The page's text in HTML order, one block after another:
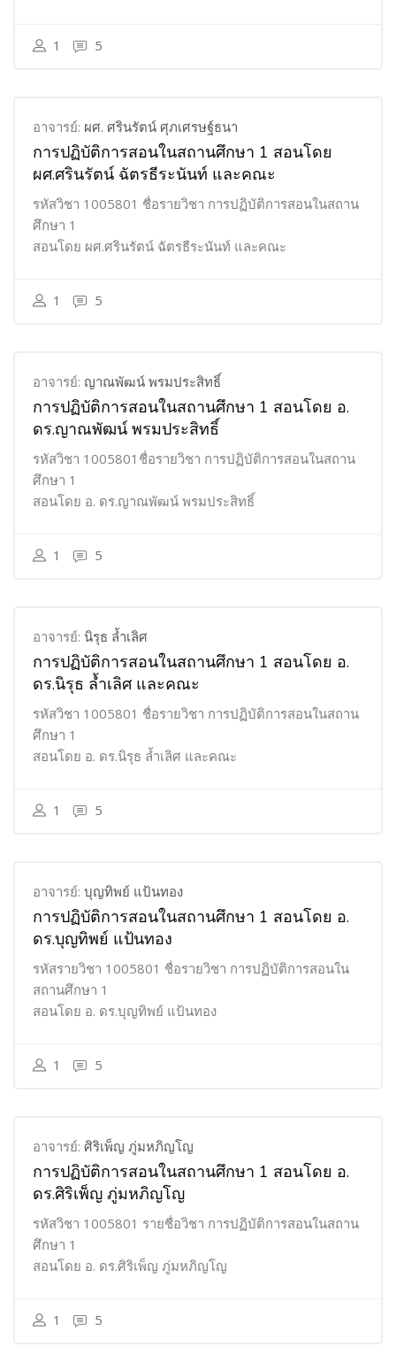
1 5
อาจารย์: ผศ. ศรินรัตน์ ศุภเศรษฐ์ธนา
การปฏิบัติการสอนในสถานศึกษา 1 สอนโดย
ผศ.ศรินรัตน์ ฉัตรธีระนันท์ และคณะ
รหัสวิชา 1005801 ชื่อรายวิชา การปฏิบัติการสอนในสถาน
ศึกษา 1
สอนโดย ผศ.ศรินรัตน์ ฉัตรธีระนันท์ และคณะ
1 5
อาจารย์: ญาณพัฒน์ พรมประสิทธิ์
การปฏิบัติการสอนในสถานศึกษา 1 สอนโดย อ.
ดร.ญาณพัฒน์ พรมประสิทธิ์
รหัสวิชา 1005801ชื่อรายวิชา การปฏิบัติการสอนในสถาน
ศึกษา 1
สอนโดย อ. ดร.ญาณพัฒน์ พรมประสิทธิ์
1 5
อาจารย์: นิรุธ ล้ำเลิศ
การปฏิบัติการสอนในสถานศึกษา 1 สอนโดย อ.
ดร.นิรุธ ล้ำเลิศ และคณะ
รหัสวิชา 1005801 ชื่อรายวิชา การปฏิบัติการสอนในสถาน
ศึกษา 1
สอนโดย อ. ดร.นิรุธ ล้ำเลิศ และคณะ
1 5
อาจารย์: บุญทิพย์ แป้นทอง
การปฏิบัติการสอนในสถานศึกษา 1 สอนโดย อ.
ดร.บุญทิพย์ แป้นทอง
รหัสรายวิชา 1005801 ชื่อรายวิชา การปฏิบัติการสอนใน
สถานศึกษา 1
สอนโดย อ. ดร.บุญทิพย์ แป้นทอง
1 5
อาจารย์: ศิริเพ็ญ ภู่มหภิญโญ
การปฏิบัติการสอนในสถานศึกษา 1 สอนโดย อ.
ดร.ศิริเพ็ญ ภู่มหภิญโญ
รหัสวิชา 1005801 รายชื่อวิชา การปฏิบัติการสอนในสถาน
ศึกษา 1
สอนโดย อ. ดร.ศิริเพ็ญ ภู่มหภิญโญ
1 5